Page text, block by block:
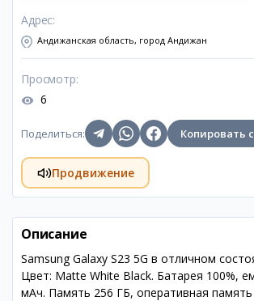
Адрес:
Андижанская область, город Андижан
Просмотр:
6
Поделиться: Копировать
Продвижение
Описание
Samsung Galaxy S23 5G в отличном
Цвет: Matte White Black. Батарея 100%,
мАч. Память 256 ГБ, оперативная память